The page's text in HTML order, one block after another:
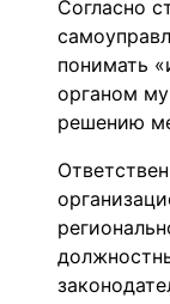
Согласно
понимать
органом
решению